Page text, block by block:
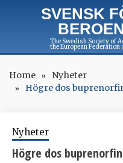
SVENSK
The Swedish Society of
the European
Home
Nyheter
Högre dos
Nyheter
Högre dos